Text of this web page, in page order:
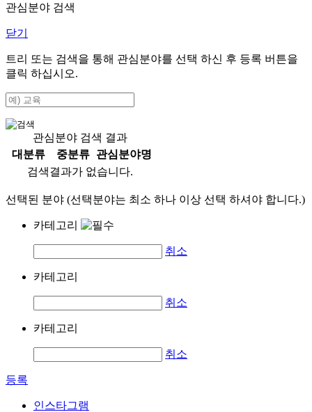
관심분야 검색
닫기
트리 또는 검색을 통해 관심분야를 선택 하신 후 등록 버튼을
클릭 하십시오.
관심분야 검색 결과
대분류
중분류
관심분야명
검색결과가 없습니다.
선택된 분야 (선택분야는 최소 하나 이상 선택 하셔야 합니다.)
카테고리
취소
카테고리
취소
카테고리
취소
등록
인스타그램